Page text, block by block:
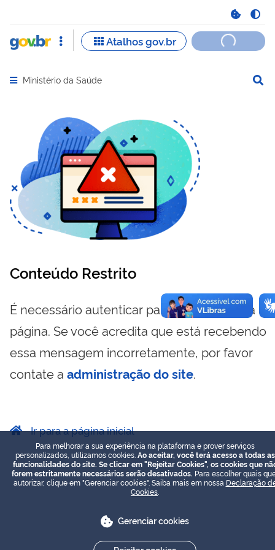
Abrir menu principal de navegação
Ministério da Saúde
Conteúdo Restrito
É necessário autenticar para visualizar essa
página. Se você acredita que está recebendo
essa mensagem incorretamente, por favor
contate a administração do site.
Ir para a página inicial
Para melhorar a sua experiência na plataforma e prover serviços
personalizados, utilizamos cookies. Ao aceitar, você terá acesso a todas as
funcionalidades do site. Se clicar em "Rejeitar Cookies", os cookies que
forem estritamente necessários serão desativados. Para escolher quais
autorizar, clique em "Gerenciar cookies". Saiba mais em nossa Declaração
Cookies
Gerenciar cookies